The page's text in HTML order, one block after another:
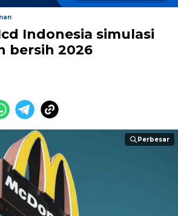
Indonesia simulasi
bersih 2026
Perbesar